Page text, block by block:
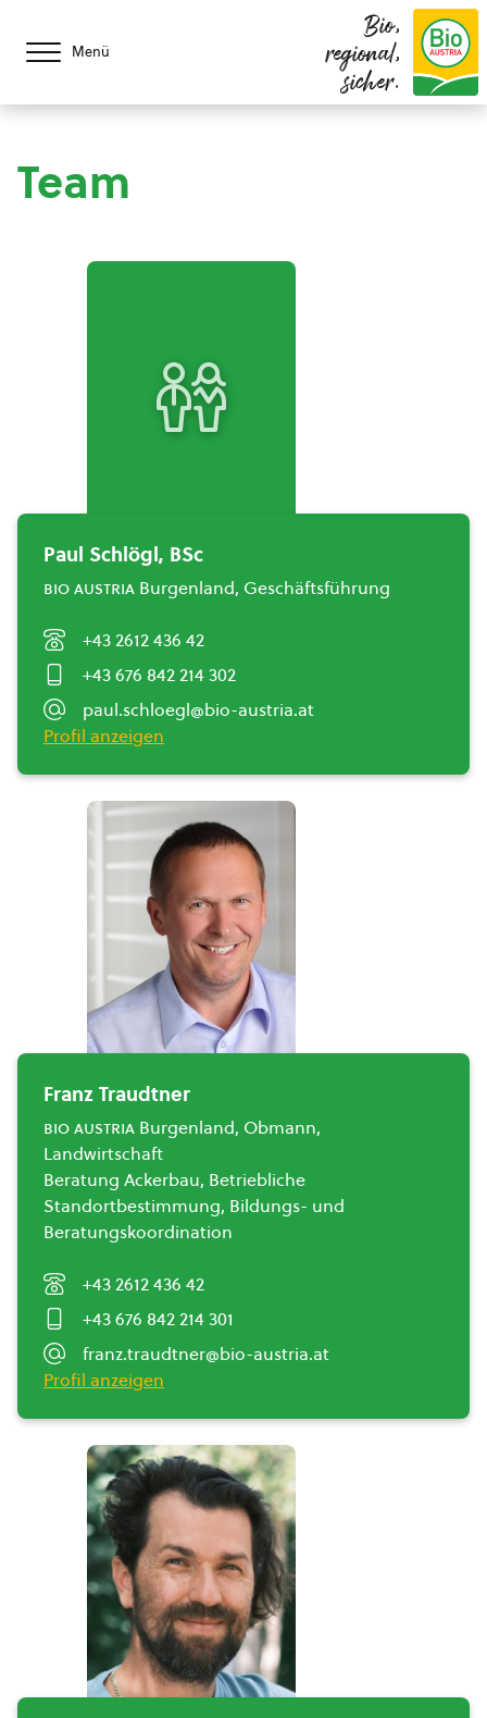
Menü
Bio,
regional,
sicher.
Team
Paul Schlögl, BSc
bio austria Burgenland, Geschäftsführung
+43 2612 436 42
+43 676 842 214 302
paul.schloegl@bio-austria.at
Profil anzeigen
Franz Traudtner
bio austria Burgenland, Obmann,
Landwirtschaft
Beratung Ackerbau, Betriebliche
Standortbestimmung, Bildungs- und
Beratungskoordination
+43 2612 436 42
+43 676 842 214 301
franz.traudtner@bio-austria.at
Profil anzeigen